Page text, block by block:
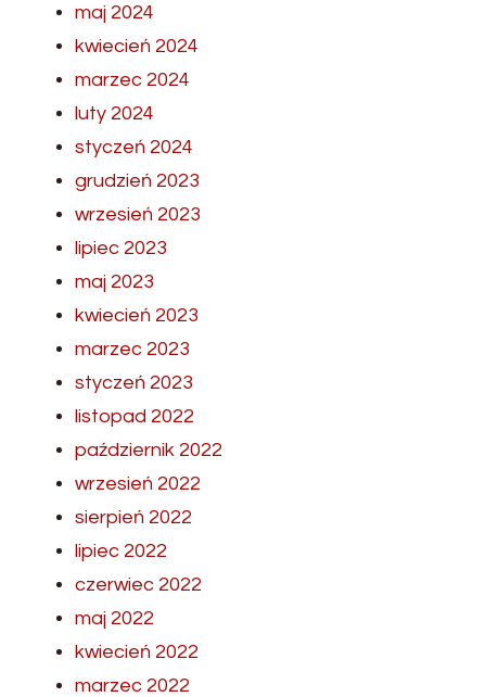
maj 2024
kwiecień 2024
marzec 2024
luty 2024
styczeń 2024
grudzień 2023
wrzesień 2023
lipiec 2023
maj 2023
kwiecień 2023
marzec 2023
styczeń 2023
listopad 2022
październik 2022
wrzesień 2022
sierpień 2022
lipiec 2022
czerwiec 2022
maj 2022
kwiecień 2022
marzec 2022